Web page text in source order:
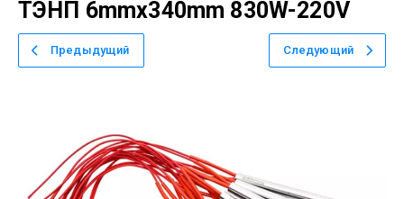
ТЭНП 6mmx340mm 830W-220V
Предыдущий Следующий